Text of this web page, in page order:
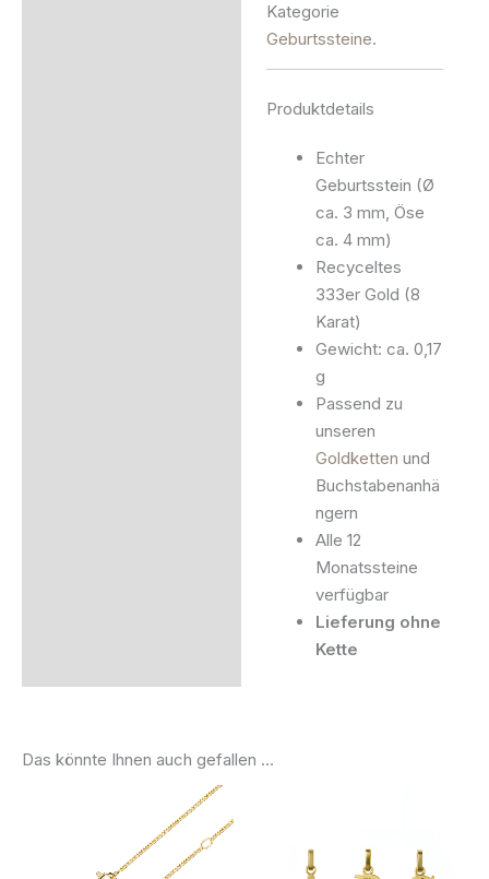
Kategorie
Geburtssteine.
Produktdetails
Echter
Geburtsstein (Ø
ca. 3 mm, Öse
ca. 4 mm)
Recyceltes
333er Gold (8
Karat)
Gewicht: ca. 0,17
g
Passend zu
unseren
Goldketten und
Buchstabenanhä
ngern
Alle 12
Monatssteine
verfügbar
Lieferung ohne
Kette
Das könnte Ihnen auch gefallen …